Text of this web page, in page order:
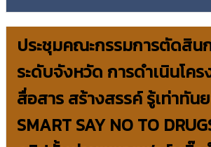
ประชุมคณะกรรมการตัดสิน
ระดับจังหวัด การดำเนินโคร
สื่อสาร สร้างสรรค์ รู้เท่าทัน
SMART SAY NO TO